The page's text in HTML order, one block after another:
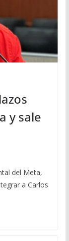
y sale
del Meta,
a Carlos